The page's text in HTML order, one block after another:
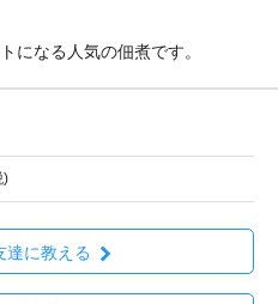
になる人気の佃煮です。
)
達に教える